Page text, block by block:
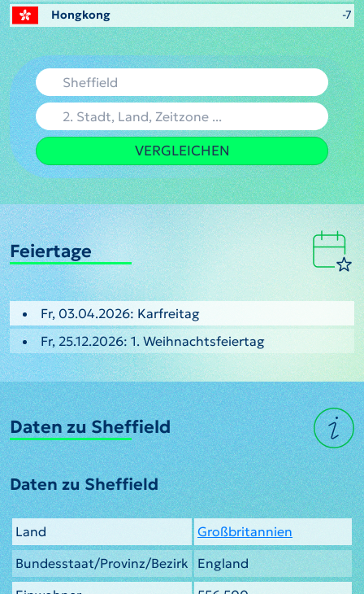
Hongkong -7
VERGLEICHEN
Feiertage
Fr, 03.04.2026: Karfreitag
Fr, 25.12.2026: 1. Weihnachtsfeiertag
Daten zu Sheffield
Daten zu Sheffield
Land
Großbritannien
Bundesstaat/Provinz/Bezirk
England